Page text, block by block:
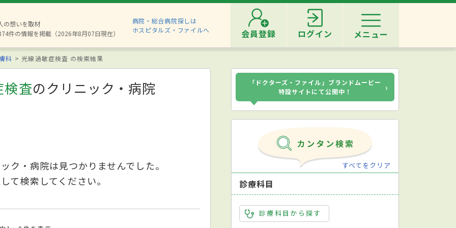
の想いを取材
件の情報を掲載（2026年8月07日現在）
病院・総合病院探しは
ホスピタルズ・ファイルへ
会員登録 ログイン メニュー
科 光線過敏症検査 の検索結果
検査のクリニック・病院
ク・病院は見つかりませんでした。
て検索してください。
「ドクターズ・ファイル」ブランドムービー
特設サイトにて公開中！
›
すべてをクリア
診療科目
診療科目から探す